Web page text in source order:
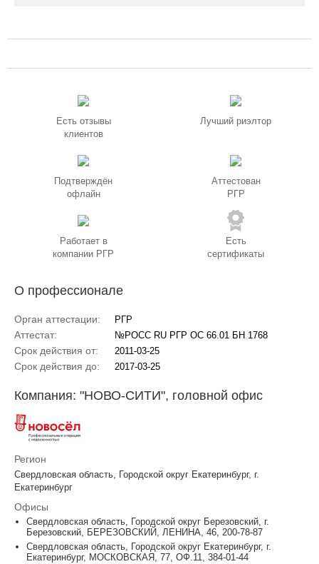
Есть отзывы
клиентов
Лучший риэлтор
Подтверждён
офлайн
Аттестован
РГР
Работает в
компании РГР
Есть
сертификаты
О профессионале
Орган аттестации: РГР
Аттестат: №РОСС RU РГР ОС 66.01 БН 1768
Срок действия от: 2011-03-25
Срок действия до: 2017-03-25
Компания: "НОВО-СИТИ", головной офис
Регион
Свердловская область, Городской округ Екатеринбург, г.
Екатеринбург
Офисы
Свердловская область, Городской округ Березовский, г.
Березовский, БЕРЕЗОВСКИЙ, ЛЕНИНА, 46, 200-78-87
Свердловская область, Городской округ Екатеринбург, г.
Екатеринбург, МОСКОВСКАЯ, 77, ОФ.11, 384-01-44